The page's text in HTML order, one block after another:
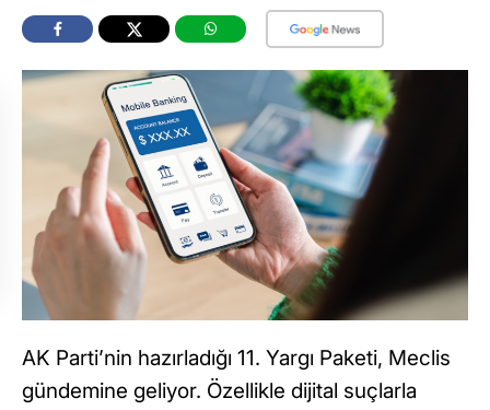
AK Parti’nin hazırladığı 11. Yargı Paketi, Meclis
gündemine geliyor. Özellikle dijital suçlarla